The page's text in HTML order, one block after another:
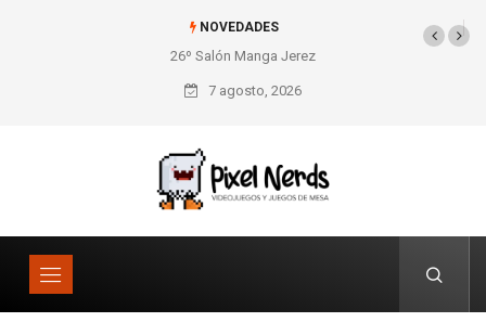
NOVEDADES
26º Salón Manga Jerez SNES Pixel Book para
los amantes de lo retro
7 agosto, 2026